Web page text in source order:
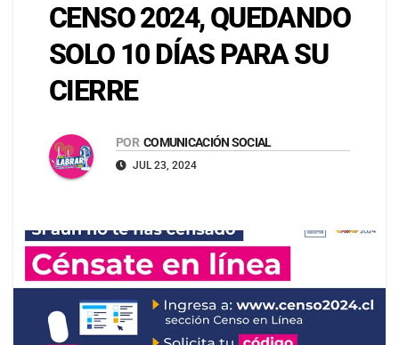
CENSO 2024, QUEDANDO
SOLO 10 DÍAS PARA SU
CIERRE
POR COMUNICACIÓN SOCIAL
JUL 23, 2024